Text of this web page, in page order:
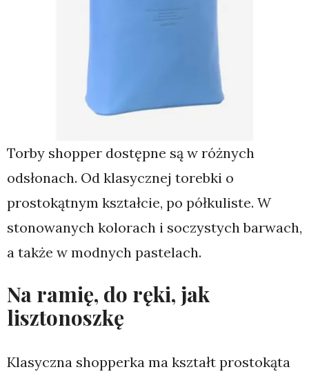
Torby shopper dostępne są w różnych
odsłonach. Od klasycznej torebki o
prostokątnym kształcie, po półkuliste. W
stonowanych kolorach i soczystych barwach,
a także w modnych pastelach.
Na ramię, do ręki, jak
lisztonoszkę
Klasyczna shopperka ma kształt prostokąta